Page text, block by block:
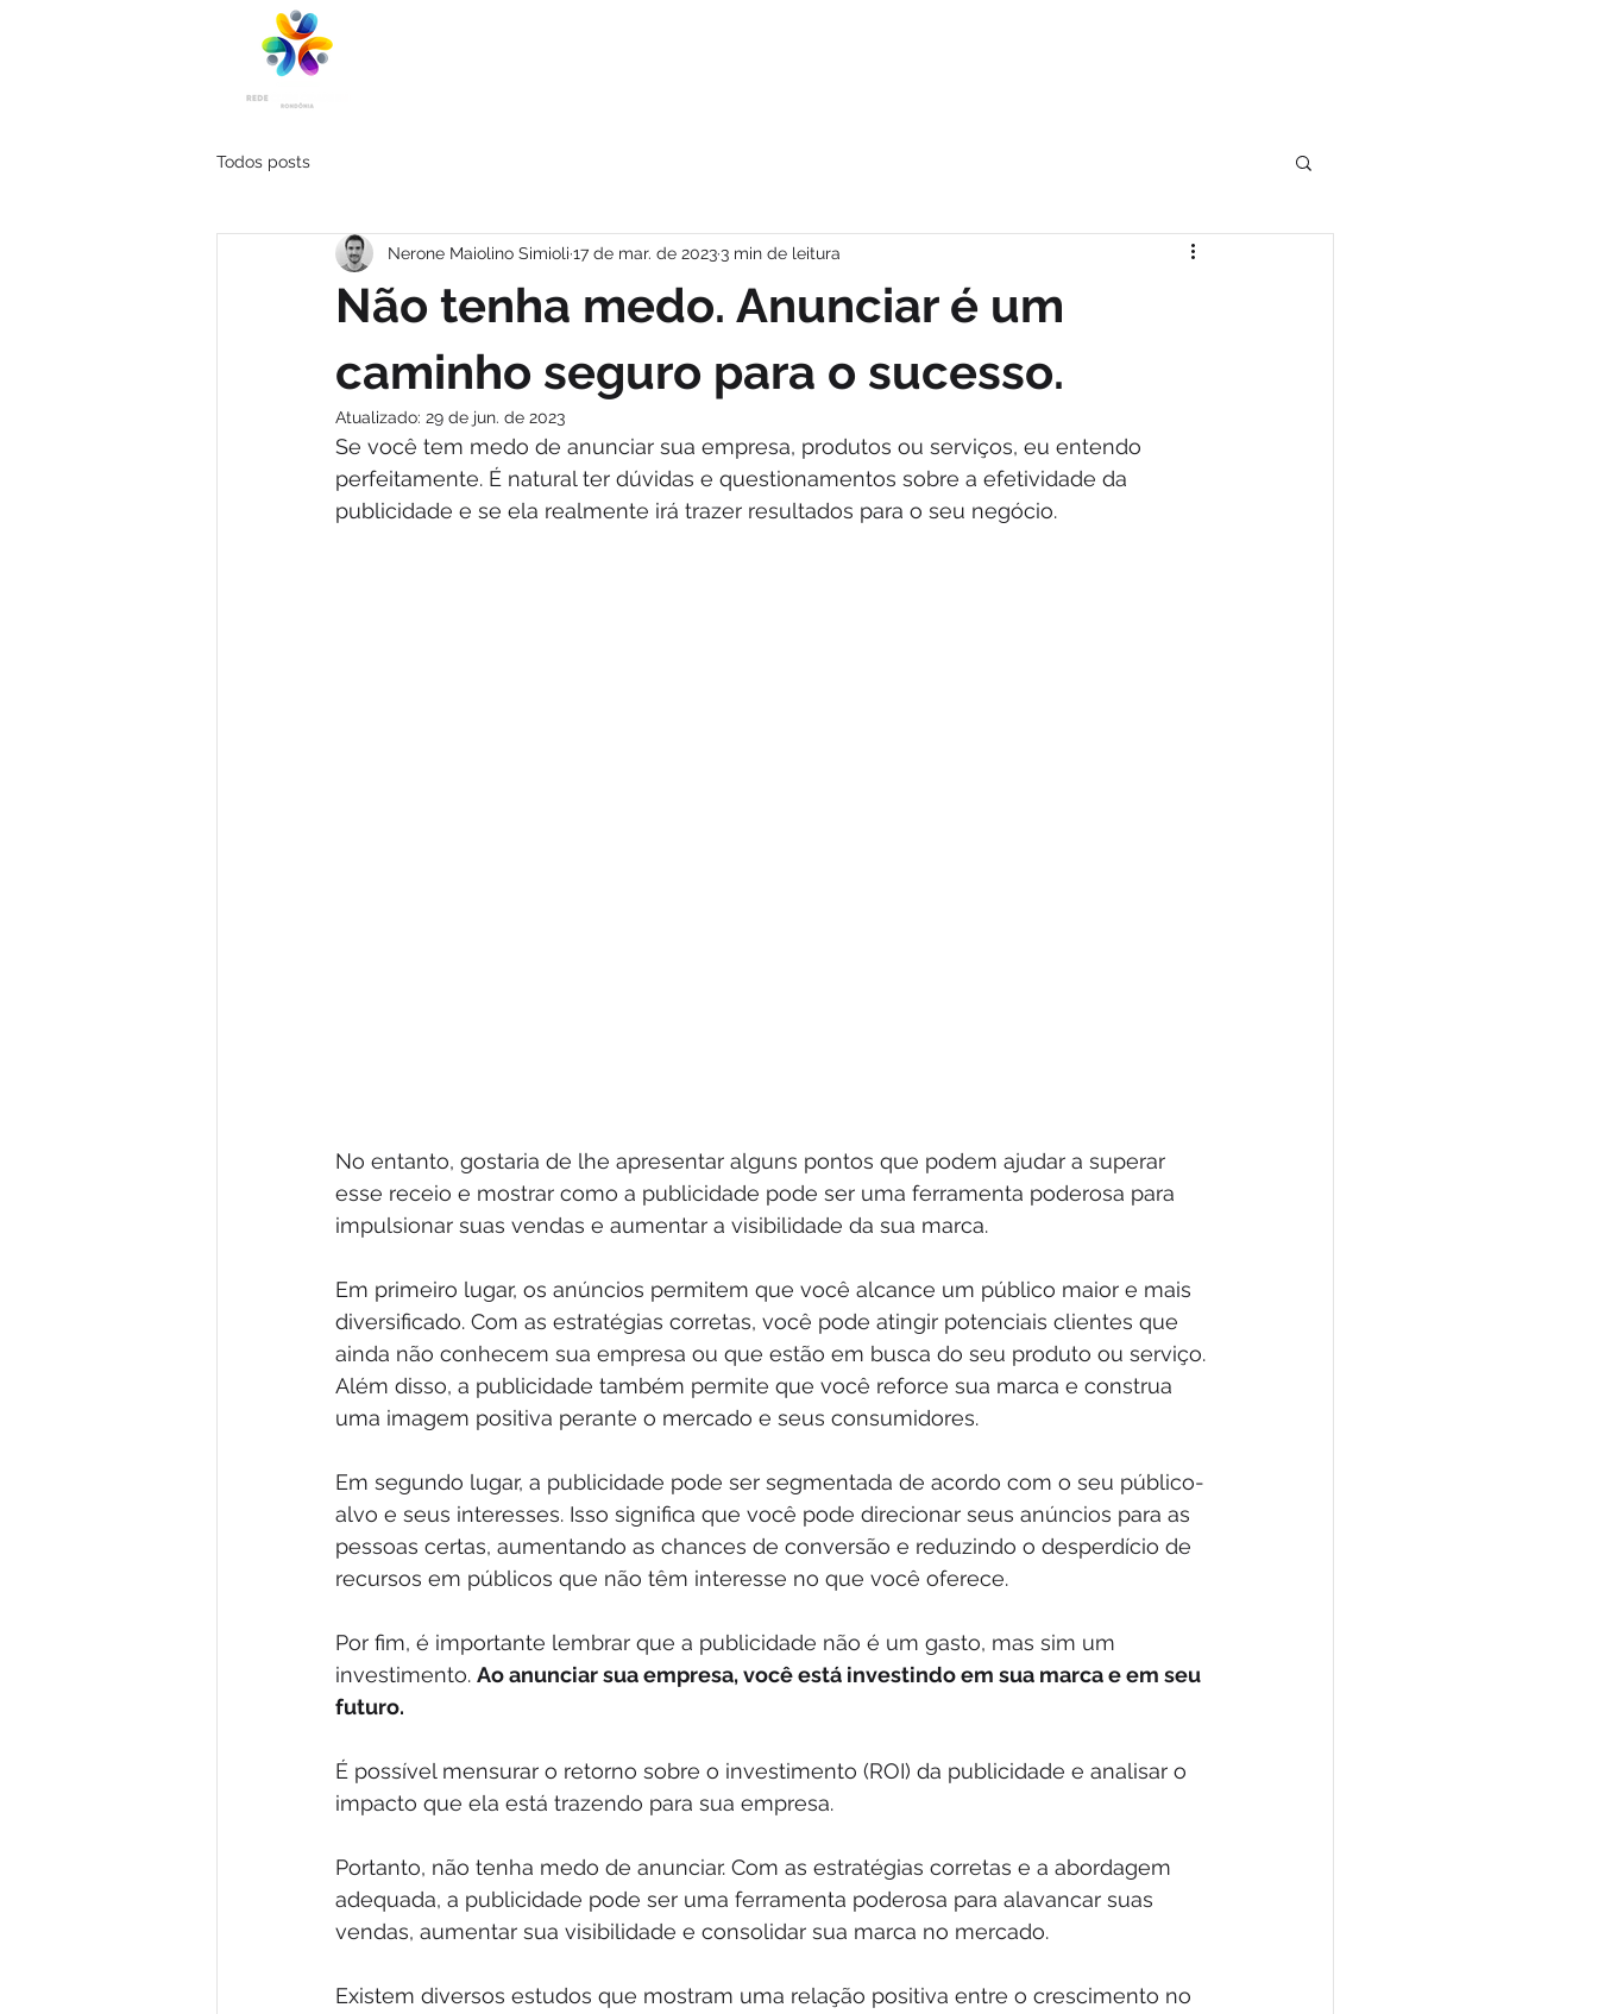
Todos posts
Não tenha medo. Anunciar é um
caminho seguro para o sucesso.
Nerone Maiolino Simioli 17 de mar. de 20233 min de leitura
Atualizado: 29 de jun. de 2023
Se você tem medo de anunciar sua empresa, produtos ou serviços, eu entendo
perfeitamente. É natural ter dúvidas e questionamentos sobre a efetividade da
publicidade e se ela realmente irá trazer resultados para o seu negócio.
No entanto, gostaria de lhe apresentar alguns pontos que podem ajudar a superar
esse receio e mostrar como a publicidade pode ser uma ferramenta poderosa para
impulsionar suas vendas e aumentar a visibilidade da sua marca.
Em primeiro lugar, os anúncios permitem que você alcance um público maior e mais
diversificado. Com as estratégias corretas, você pode atingir potenciais clientes que
ainda não conhecem sua empresa ou que estão em busca do seu produto ou serviço.
Além disso, a publicidade também permite que você reforce sua marca e construa
uma imagem positiva perante o mercado e seus consumidores.
Em segundo lugar, a publicidade pode ser segmentada de acordo com o seu público-
alvo e seus interesses. Isso significa que você pode direcionar seus anúncios para as
pessoas certas, aumentando as chances de conversão e reduzindo o desperdício de
recursos em públicos que não têm interesse no que você oferece.
Por fim, é importante lembrar que a publicidade não é um gasto, mas sim um
investimento. Ao anunciar sua empresa, você está investindo em sua marca e em seu
futuro.
É possível mensurar o retorno sobre o investimento (ROI) da publicidade e analisar o
impacto que ela está trazendo para sua empresa.
Portanto, não tenha medo de anunciar. Com as estratégias corretas e a abordagem
adequada, a publicidade pode ser uma ferramenta poderosa para alavancar suas
vendas, aumentar sua visibilidade e consolidar sua marca no mercado.
Existem diversos estudos que mostram uma relação positiva entre o crescimento no